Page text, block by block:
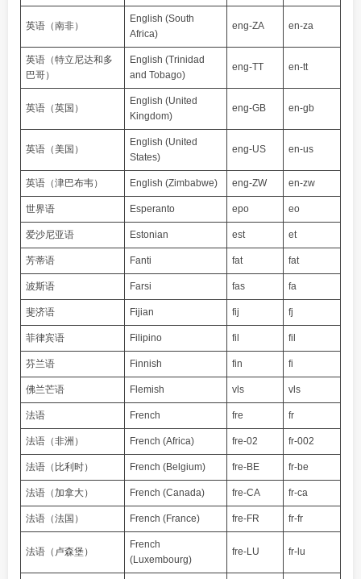
英语（南非）
English (South
Africa)
eng-ZA en-za
英语（特立尼达和多
巴哥）
English (Trinidad
and Tobago)
eng-TT en-tt
英语（英国）
English (United
Kingdom)
eng-GB en-gb
英语（美国）
English (United
States)
eng-US en-us
英语（津巴布韦） English (Zimbabwe) eng-ZW en-zw
世界语 Esperanto epo eo
爱沙尼亚语 Estonian est et
芳蒂语 Fanti fat fat
波斯语 Farsi fas fa
斐济语 Fijian fij fj
菲律宾语 Filipino fil fil
芬兰语 Finnish fin fi
佛兰芒语 Flemish vls vls
法语 French fre fr
法语（非洲） French (Africa) fre-02 fr-002
法语（比利时） French (Belgium) fre-BE fr-be
法语（加拿大） French (Canada) fre-CA fr-ca
法语（法国） French (France) fre-FR fr-fr
法语（卢森堡）
French
(Luxembourg)
fre-LU fr-lu